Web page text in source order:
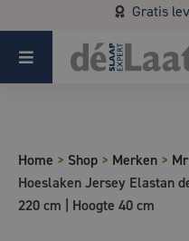
Gratis
Koopzondag 29
Home > Shop > Merken >
Hoeslaken Jersey Elastan
220 cm | Hoogte 40 cm